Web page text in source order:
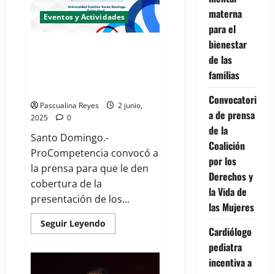
Eventos y Actividades
Pascualina Reyes
2 junio,
2025
0
Santo Domingo.-
ProCompetencia convocó a
la prensa para que le den
cobertura de la
presentación de los...
Seguir Leyendo
more
materna
para el
bienestar
de las
familias
Convocatori
a de prensa
de la
Coalición
por los
Derechos y
la Vida de
las Mujeres
Cardiólogo
pediatra
incentiva a